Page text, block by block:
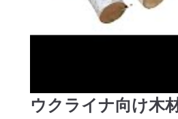
►
ウクライナ向け木